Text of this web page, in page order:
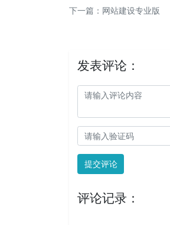
下一篇： 网站建设专业版
发表评论：
提交评论
评论记录：